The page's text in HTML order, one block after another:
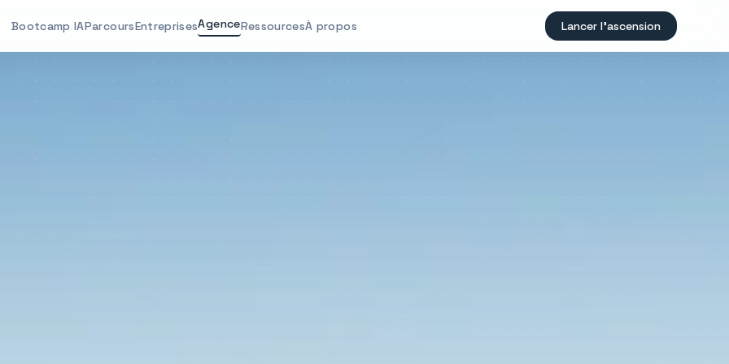
Bootcamp IAParcoursEntreprisesAgenceRessourcesÀ propos Lancer l'ascension